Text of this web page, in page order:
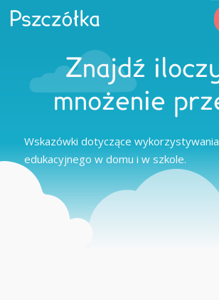
Znajdź
mnożenie
Wskazówki dotyczące
edukacyjnego w domu i w szkole.